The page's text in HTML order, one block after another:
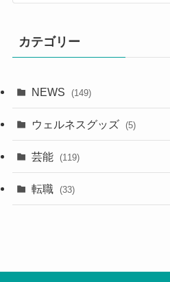
カテゴリー
NEWS (149)
ウェルネスグッズ (5)
芸能 (119)
転職 (33)